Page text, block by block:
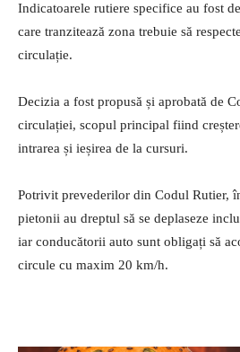
Indicatoarele rutiere specifice au fost
care tranzitează zona trebuie să
circulație.
Decizia a fost propusă și aprobată de
circulației, scopul principal fiind
intrarea și ieșirea de la cursuri.
Potrivit prevederilor din Codul Rutier,
pietonii au dreptul să se deplaseze
iar conducătorii auto sunt obligați să
circule cu maxim 20 km/h.